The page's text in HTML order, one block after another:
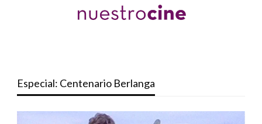
Especial: Centenario Berlanga